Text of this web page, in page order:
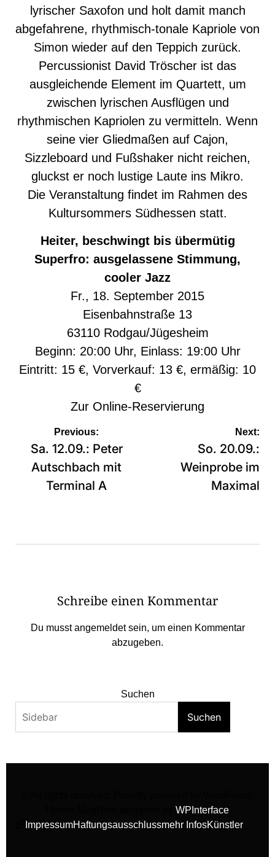
lyrischer Saxofon und holt damit manch
abgefahrene, rhythmisch-tonale Kapriole von
Simon wieder auf den Teppich zurück.
Percussionist David Tröscher ist das
ausgleichende Element im Quartett, um
zwischen lyrischen Ausflügen und
rhythmischen Kapriolen zu vermitteln. Wenn
seine vier Gliedmaßen auf Cajon,
Sizzleboard und Fußshaker nicht reichen,
gluckst er noch lustige Laute ins Mikro.
Die Veranstaltung findet im Rahmen des
Kultursommers Südhessen statt.
Heiter, beschwingt bis übermütig
Superfro: ausgelassene Stimmung,
cooler Jazz
Fr., 18. September 2015
Eisenbahnstraße 13
63110 Rodgau/Jügesheim
Beginn: 20:00 Uhr, Einlass: 19:00 Uhr
Eintritt: 15 €, Vorverkauf: 13 €, ermäßig: 10
€
Zur Online-Reservierung
Beitragsnavigation
Previous:
Sa. 12.09.: Peter
Autschbach mit
Terminal A
Next:
So. 20.09.:
Weinprobe im
Maximal
Schreibe einen Kommentar
Du musstangemeldetsein, um einen Kommentar
abzugeben.
Suchen
Suchen
WPInterface.
facebook
ImpressumHaftungsausschlussmehr InfosKünstler